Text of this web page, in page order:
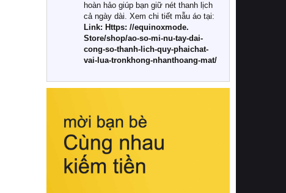
Khác với các dòng sản phẩm thông
thường, những bộ chăn ga gối đệm
cao cấp trải qua quy trình sản xuất
nghiêm ngặt từ khâu chọn lọc nguyên
liệu tự nhiên đến công nghệ dệt
nhuộm hiện đại không chứa hóa chất
này, bạn sẽ cảm nhận rõ rệt sự khác
hồi chuẩn xác của phần đệm nâng đỡ
cột sống.
Bên cạnh đó, việc lựa chọn các dòng
sản phẩm đạt chuẩn chất lượng quốc
tế còn giúp ngăn ngừa tình trạng kích
hoàn hảo giúp bạn giữ nét thanh lịch
cả ngày dài. Xem chi tiết mẫu áo tại:
Link: Https: //equinoxmode.
Store/shop/ao-so-mi-nu-tay-dai-
cong-so-thanh-lich-quy-phaichat-
vai-lua-tronkhong-nhanthoang-mat/